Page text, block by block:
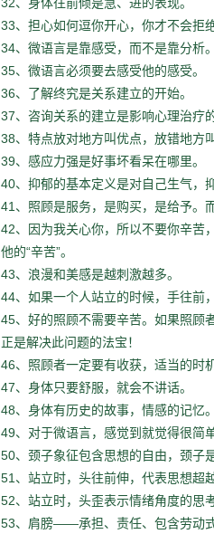
身体往前倾是急、进的表现。
33、 担心如何逗你开心，你才不会拒
34、 微语言是靠感受，而不是靠分析。
35、 微语言必须要去感受他的感受。
36、 了解终究是关系建立的开始。
37、 咨询关系的建立是影响心理治疗
38、 特点放对地方叫优点，放错地方
39、 感应力强是好事坏看呆在哪里。
40、 抑郁的基本定义是对自己生气，
41、 照顾是服务，是购买，是给予。
42、
因为我关心你，所以不要你辛苦
他的“辛苦”。
43、 浪漫和美感是越刺激越多。
44、 如果一个人站立的时候，手往前
45、 好的照顾不需要辛苦。如果照顾
正是解决此问题的法宝！
46、 照顾者一定要有收获，适当的时
47、 身体只要舒服，就会不讲话。
48、 身体有历史的故事，情感的记忆。
49、 对于微语言，感觉到就觉得很简
50、 颈子象征包含思想的自由，颈子
51、 站立时，头往前伸，代表思想超
52、 站立时，头歪表示情绪角度的思
53、 肩膀——承担、责任、包含劳动